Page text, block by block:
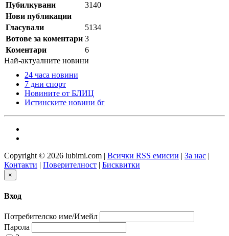
Пубилкувани
3140
Нови публикации
Гласували
5134
Вотове за коментари 3
Коментари
6
Най-актуалните новини
24 часа новини
7 дни спорт
Новините от БЛИЦ
Истинските новини бг
Copyright © 2026 lubimi.com | Всички RSS емисии | За нас |
Контакти | Поверителност | Бисквитки
×
Вход
Потребителско име/Имейл
Парола